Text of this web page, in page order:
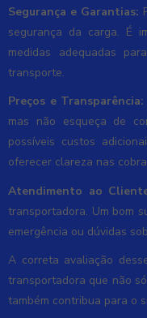
Segurança e Garantias:
segurança da carga. É
medidas adequadas
transporte.
Preços e Transparência:
mas não esqueça de
possíveis custos
oferecer clareza nas
Atendimento ao
transportadora. Um bom
emergência ou dúvidas
A correta avaliação
transportadora que não
também contribua para o